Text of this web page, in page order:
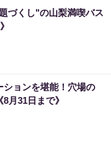
ム ）
ーム ）
づくし"の山梨満喫バス
ョンを堪能！穴場の
月31日まで》